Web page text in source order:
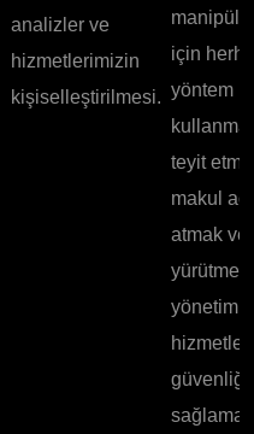
analizler ve
hizmetlerimizin
kişiselleştirilmesi.
manipüle
için
yöntem
teyit
makul
atmak ve
yürütmek,
yönetim
güvenliği